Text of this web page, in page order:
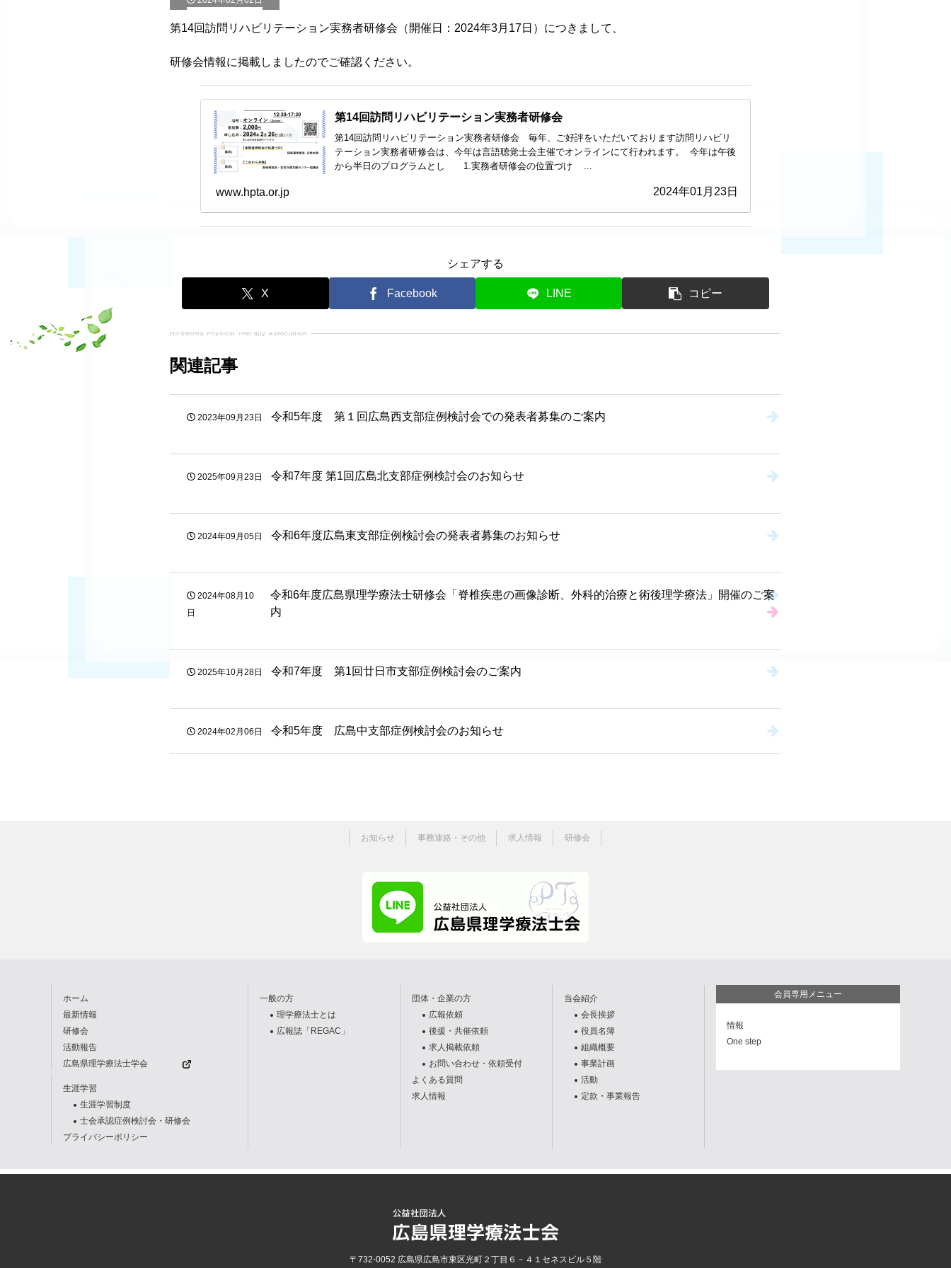
第14回訪問リハビリテーション実務者研修会（開催日：2024年3月17日）につきまして、
研修会情報に掲載しましたのでご確認ください。
第14回訪問リハビリテーション実務者研修会
第14回訪問リハビリテーション実務者研修会 毎年、ご好評をいただいております訪問リハビリ
テーション実務者研修会は、今年は言語聴覚士会主催でオンラインにて行われます。 今年は午後
から半日のプログラムとし 1.実務者研修会の位置づけ ...
www.hpta.or.jp 2024年01月23日
シェアする
X Facebook LINE コピー
関連記事
2023年09月23日 令和5年度 第１回広島西支部症例検討会での発表者募集のご案内
2025年09月23日 令和7年度 第1回広島北支部症例検討会のお知らせ
2024年09月05日 令和6年度広島東支部症例検討会の発表者募集のお知らせ
2024年08月10
日
令和6年度広島県理学療法士研修会「脊椎疾患の画像診断、外科的治療と術後理学療法」開催のご案
内
2025年10月28日 令和7年度 第1回廿日市支部症例検討会のご案内
2024年02月06日 令和5年度 広島中支部症例検討会のお知らせ
お知らせ 事務連絡・その他 求人情報 研修会
ホーム
最新情報
研修会
活動報告
広島県理学療法士学会
生涯学習
生涯学習制度
士会承認症例検討会・研修会
プライバシーポリシー
一般の方
理学療法士とは
広報誌「REGAC」
団体・企業の方
広報依頼
後援・共催依頼
求人掲載依頼
お問い合わせ・依頼受付
よくある質問
求人情報
当会紹介
会長挨拶
役員名簿
組織概要
事業計画
活動
定款・事業報告
会員専用メニュー
情報
One step
〒732-0052 広島県広島市東区光町２丁目６－４１セネスビル５階